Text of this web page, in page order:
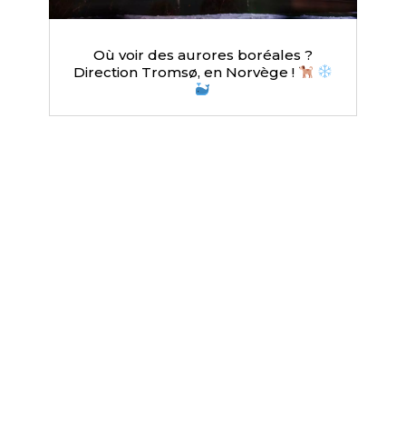
Où voir des aurores boréales ?
Direction Tromsø, en Norvège !